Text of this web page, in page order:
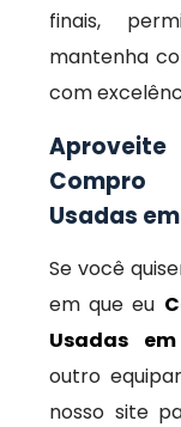
finais,
mantenha
com
Compro
Usadas
Se você
em que eu
Usadas
outro
nosso site